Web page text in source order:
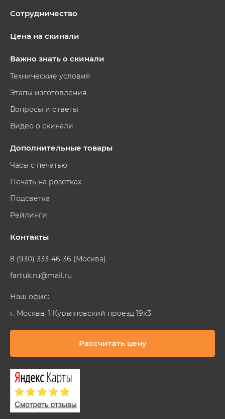
Сотрудничество
Цена на скинали
Важно знать о скинали
Технические условия
Этапы изготовления
Вопросы и ответы
Видео о скинали
Дополнительные товары
Часы с печатью
Печать на розетках
Подсветка
Рейлинги
Контакты
8 (930) 333-46-36 (Москва)
fartuk.ru@mail.ru
Наш офис:
г. Москва, 1 Курьяновский проезд 19к3
Рассчитать цену